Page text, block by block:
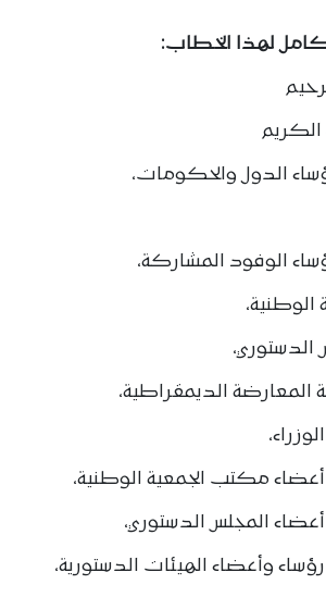
لهذا الخطاب:
الكريم
الدول والحكومات،
الوفود المشاركة،
الوطنية،
الدستوري،
الديمقراطية،
مكتب الجمعية الوطنية،
المجلس الدستوري،
وأعضاء الهيئات الدستورية،